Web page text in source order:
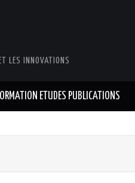
LES INNOVATIONS
ETUDES PUBLICATIONS